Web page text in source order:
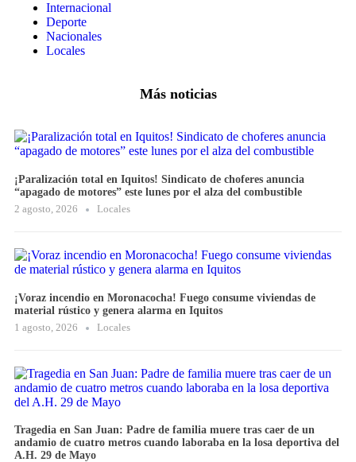
Internacional
Deporte
Nacionales
Locales
Más noticias
¡Paralización total en Iquitos! Sindicato de choferes anuncia
“apagado de motores” este lunes por el alza del combustible
2 agosto, 2026
Locales
¡Voraz incendio en Moronacocha! Fuego consume viviendas de
material rústico y genera alarma en Iquitos
1 agosto, 2026
Locales
Tragedia en San Juan: Padre de familia muere tras caer de un
andamio de cuatro metros cuando laboraba en la losa deportiva del
A.H. 29 de Mayo